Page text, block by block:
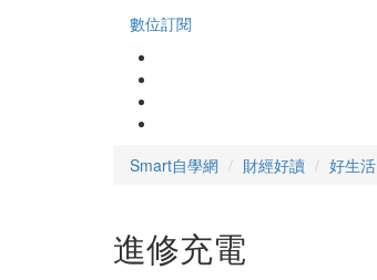
數位訂閱
Smart自學網 財經好讀 好生活
進修充電